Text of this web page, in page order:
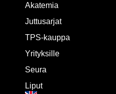
Akatemia
Juttusarjat
TPS-kauppa
Yrityksille
Seura
Liput